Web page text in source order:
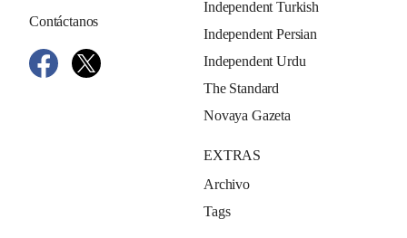
Contáctanos
Independent Turkish
Independent Persian
Independent Urdu
The Standard
Novaya Gazeta
EXTRAS
Archivo
Tags